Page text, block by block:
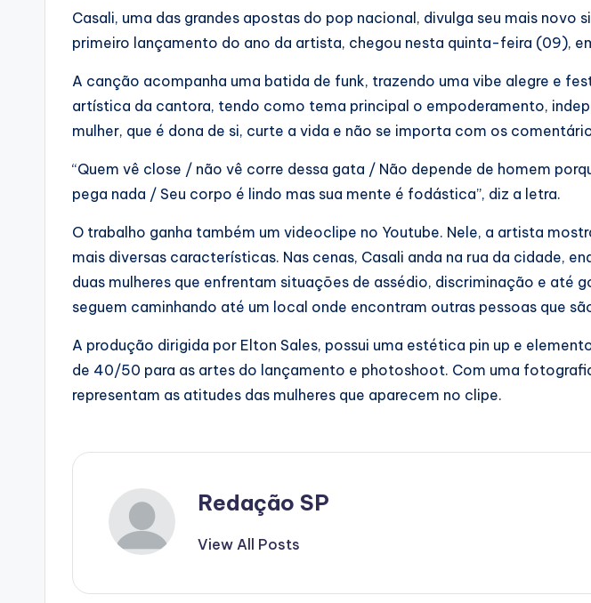
Casali, uma das grandes apostas do pop nacional, divulga seu mais novo
primeiro lançamento do ano da artista, chegou nesta quinta-feira (09),
A canção acompanha uma batida de funk, trazendo uma vibe alegre e
artística da cantora, tendo como tema principal o empoderamento,
mulher, que é dona de si, curte a vida e não se importa com os
“Quem vê close / não vê corre dessa gata / Não depende de homem
pega nada / Seu corpo é lindo mas sua mente é fodástica”, diz a letra.
O trabalho ganha também um videoclipe no Youtube. Nele, a artista
mais diversas características. Nas cenas, Casali anda na rua da cidade,
duas mulheres que enfrentam situações de assédio, discriminação e até
seguem caminhando até um local onde encontram outras pessoas que
A produção dirigida por Elton Sales, possui uma estética pin up e
de 40/50 para as artes do lançamento e photoshoot. Com uma
representam as atitudes das mulheres que aparecem no clipe.
Redação SP
View All Posts